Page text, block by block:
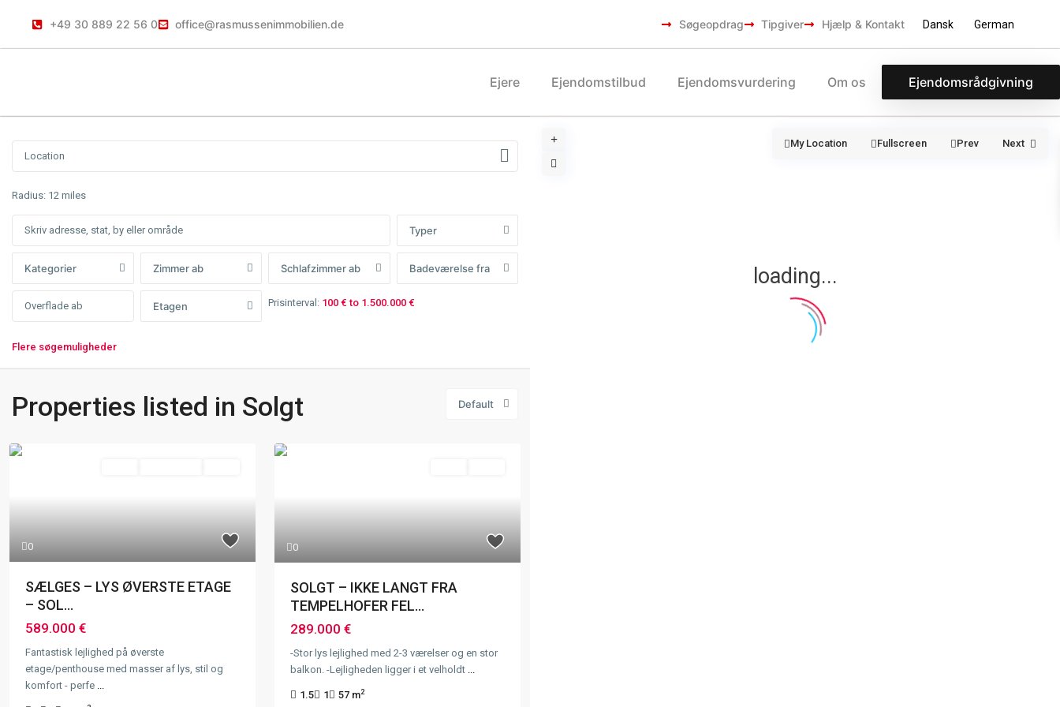
+49 30 889 22 56 0 office@rasmussenimmobilien.de Søgeopdrag Tipgiver Hjælp & Kontakt Dansk German
Ejere Ejendomstilbud Ejendomsvurdering Om os Ejendomsrådgivning
loading...
My Location Fullscreen Prev Next
Radius: 12 miles
Typer
Kategorier Zimmer ab Schlafzimmer ab Badeværelse fra
Etagen Prisinterval: 100 € to 1.500.000 €
Flere søgemuligheder
Default
Properties listed in Solgt
0
SÆLGES – LYS ØVERSTE ETAGE
– SOL...
589.000 €
Fantastisk lejlighed på øverste
etage/penthouse med masser af lys, stil og
komfort - perfe ...
0
SOLGT – IKKE LANGT FRA
TEMPELHOFER FEL...
289.000 €
-Stor lys lejlighed med 2-3 værelser og en stor
balkon. -Lejligheden ligger i et velholdt
1.5 1 57 m2